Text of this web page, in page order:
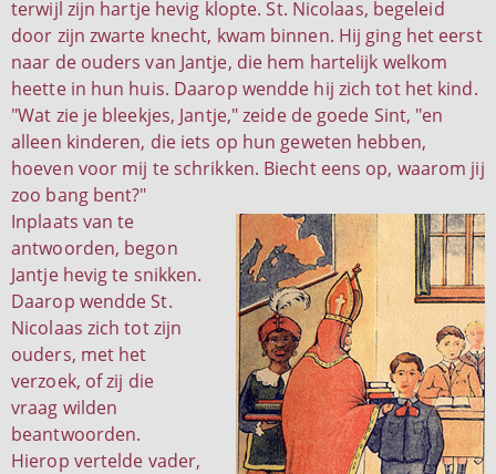
terwijl zijn hartje hevig klopte. St. Nicolaas, begeleid
door zijn zwarte knecht, kwam binnen. Hij ging het eerst
naar de ouders van Jantje, die hem hartelijk welkom
heette in hun huis. Daarop wendde hij zich tot het kind.
"Wat zie je bleekjes, Jantje," zeide de goede Sint, "en
alleen kinderen, die iets op hun geweten hebben,
hoeven voor mij te schrikken. Biecht eens op, waarom jij
zoo bang bent?"
Inplaats van te
antwoorden, begon
Jantje hevig te snikken.
Daarop wendde St.
Nicolaas zich tot zijn
ouders, met het
verzoek, of zij die
vraag wilden
beantwoorden.
Hierop vertelde vader,